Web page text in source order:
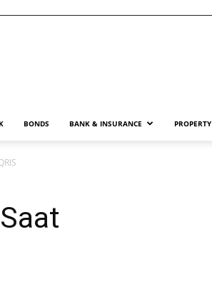
BONDS BANK & INSURANCE PROPERTY